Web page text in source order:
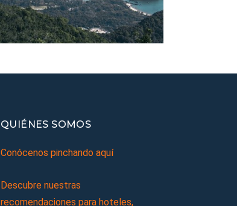
QUIÉNES SOMOS
Conócenos pinchando aquí
Descubre nuestras
recomendaciones para hoteles,